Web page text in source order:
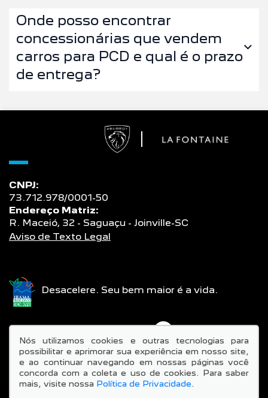
Onde posso encontrar
concessionárias que vendem
carros para PCD e qual é o prazo
de entrega?
CNPJ:
73.712.978/0001-50
Endereço Matriz:
R. Maceió, 32 - Saguaçu - Joinville-SC
Aviso de Texto Legal
Desacelere. Seu bem maior é a vida.
Nós utilizamos cookies e outras tecnologias para
possibilitar e aprimorar sua experiência em nosso site,
e ao continuar navegando em nossas páginas você
concorda com a coleta e uso de cookies. Para saber
mais, visite nossa Política de Privacidade.